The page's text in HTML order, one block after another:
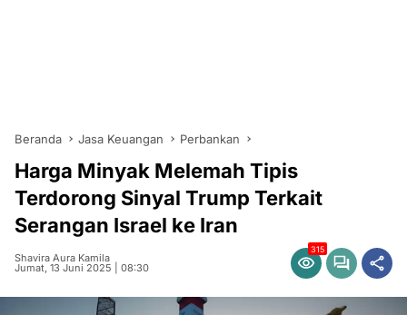
Beranda Jasa Keuangan Perbankan
Harga Minyak Melemah Tipis
Terdorong Sinyal Trump Terkait
Serangan Israel ke Iran
Shavira Aura Kamila
Jumat, 13 Juni 2025 | 08:30
315